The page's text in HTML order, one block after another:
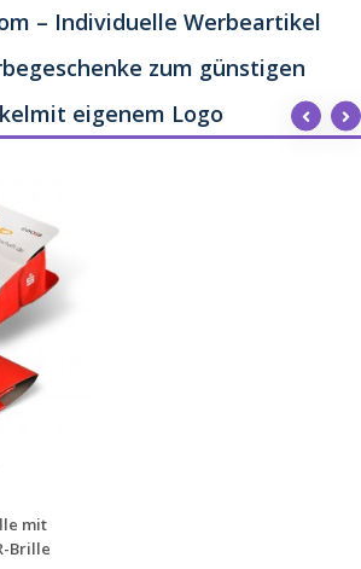
– Individuelle Werbeartikel
zum günstigen
eigenem Logo
mit
Brille